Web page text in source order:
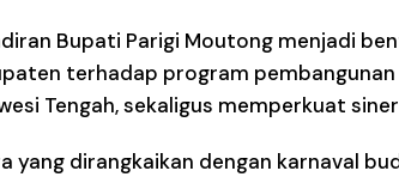
Bupati Parigi Moutong menjadi
terhadap program
Tengah, sekaligus memperkuat
yang dirangkaikan dengan karnaval